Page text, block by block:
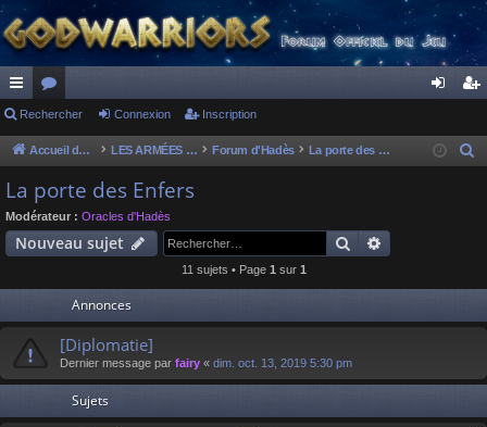
ac
co
ur
ci
or
u
s
ne cri
Rechercher Connexion Inscription
Accueil du forum LES ARMÉES DIVINES - FORUMS DE CLAN Forum d'Hadès La porte des Enfers
c
La porte des Enfers
Modérateur : Oracles d'Hadès
Nouveau sujet Rechercher
11 sujets • Page 1 sur 1
Annonces
[Diplomatie]
Dernier message par fairy « dim. oct. 13, 2019 5:30 pm
Sujets